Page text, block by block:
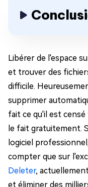
Libérer de l'espace
et trouver des
difficile.
supprimer
fait ce qu'il est
le fait gratuitement.
logiciel
compter que sur
Deleter,
et éliminer des